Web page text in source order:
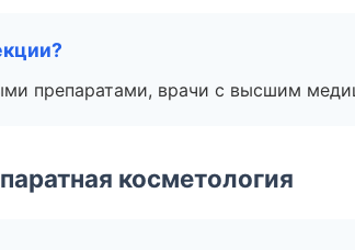
препаратами, врачи с высшим
косметология